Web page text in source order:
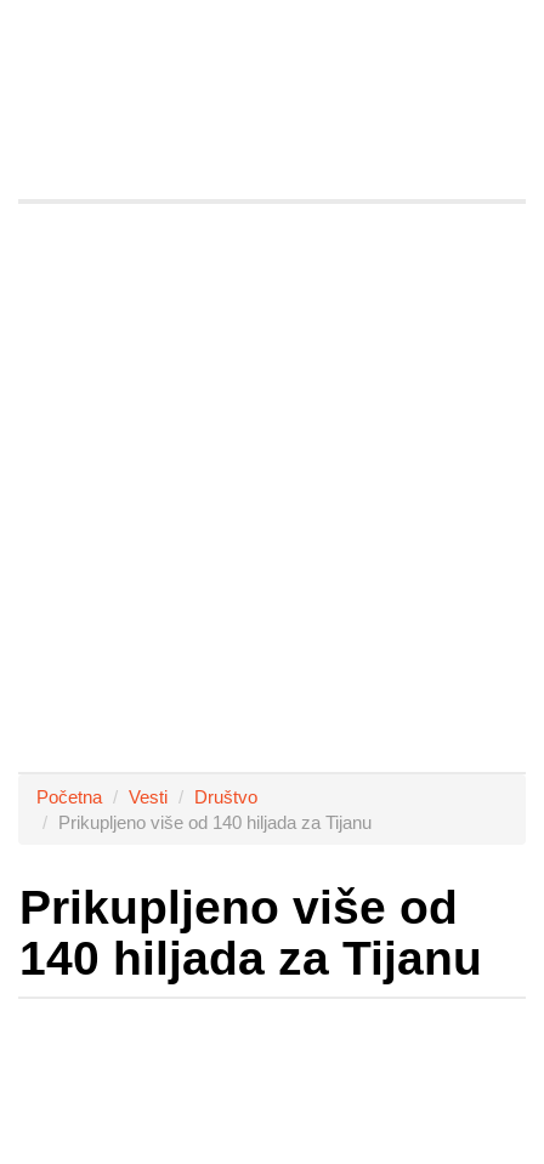
Početna Vesti
Društvo
Prikupljeno više od 140 hiljada za Tijanu
Prikupljeno više od
140 hiljada za Tijanu